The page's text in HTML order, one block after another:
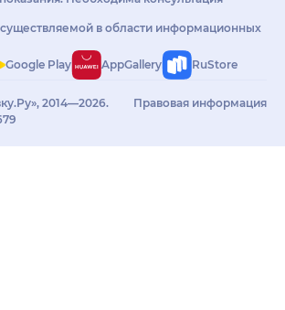
в области информационных
Google Play AppGallery RuStore
2014—2026.
Правовая информация